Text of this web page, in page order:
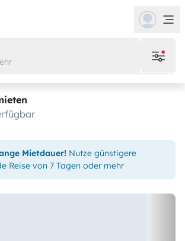
Mietdauer! Nutze günstigere
Reise von 7 Tagen oder mehr